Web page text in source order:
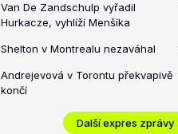
Van De Zandschulp vyřadil
Hurkacze, vyhlíží Menšíka
Shelton v Montrealu nezaváhal
Andrejevová v Torontu překvapivě
končí
Další expres zprávy